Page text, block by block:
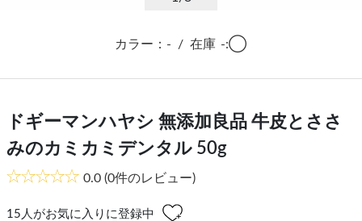
カラー：- / 在庫 -:◯
ドギーマンハヤシ 無添加良品 牛皮とささ
みのカミカミデンタル 50g
0.0 (0件のレビュー)
15 人がお気に入りに登録中